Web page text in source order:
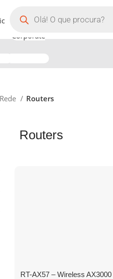
Corporate
Routers
Routers
RT-AX57 – Wireless AX3000